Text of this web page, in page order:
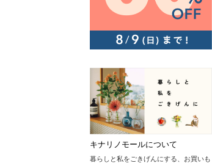
キナリノモールについて
暮らしと私をごきげんにする、お買いも